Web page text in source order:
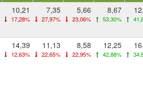
10,21
17,28%
7,35
27,97%
5,66
23,06%
8,67
53,30%
14,39
12,63%
11,13
22,65%
8,58
22,95%
12,25
42,88%